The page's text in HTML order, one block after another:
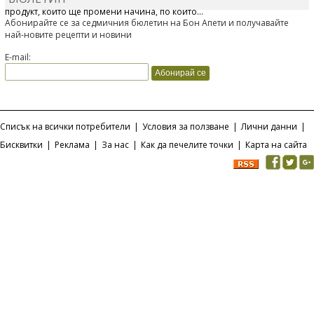
продукт, който ще промени начина, по който...
Абонирайте се за седмичния бюлетин на Бон Апети и получавайте
най-новите рецепти и новини
E-mail:
Списък на всички потребители | Условия за ползване | Лични данни |
Бисквитки | Реклама | За нас | Как да печелите точки | Карта на сайта